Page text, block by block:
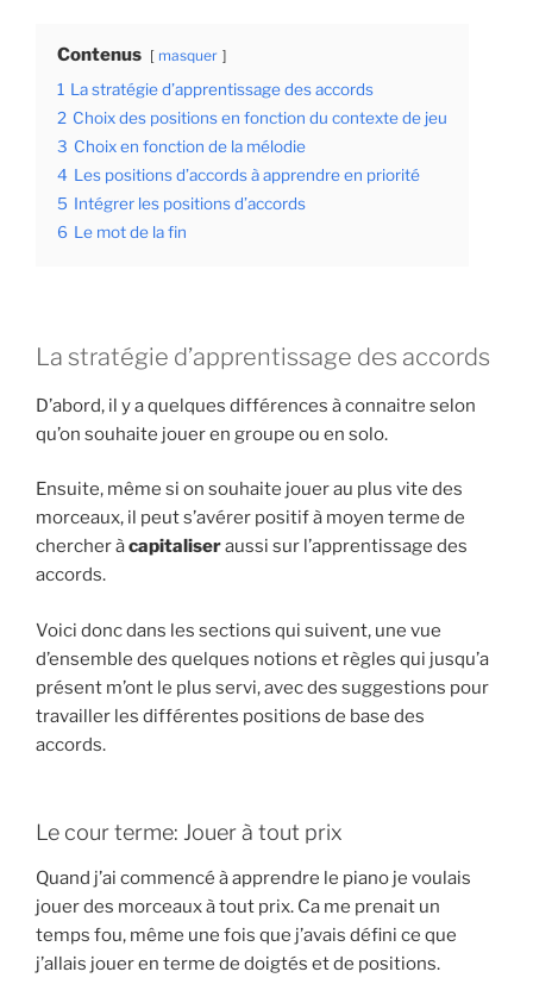
Contenus masquer
1 La stratégie d’apprentissage des accords
2 Choix des positions en fonction du contexte de jeu
3 Choix en fonction de la mélodie
4 Les positions d’accords à apprendre en priorité
5 Intégrer les positions d’accords
6 Le mot de la fin
La stratégie d’apprentissage des accords
D’abord, il y a quelques différences à connaitre selon
qu’on souhaite jouer en groupe ou en solo.
Ensuite, même si on souhaite jouer au plus vite des
morceaux, il peut s’avérer positif à moyen terme de
chercher àcapitaliseraussi sur l’apprentissage des
accords.
Voici donc dans les sections qui suivent, une vue
d’ensemble des quelques notions et règles qui jusqu’a
présent m’ont le plus servi, avec des suggestions pour
travailler les différentes positions de base des
accords.
Le cour terme: Jouer à tout prix
Quand j’ai commencé à apprendre le piano je voulais
jouer des morceaux à tout prix. Ca me prenait un
temps fou, même une fois que j’avais défini ce que
j’allais jouer en terme de doigtés et de positions.